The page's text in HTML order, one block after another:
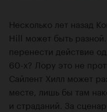
Несколько лет назад
Hill может быть
перенести действие
60-х? Лору это не
Сайлент Хилл может
месте, лишь бы там
и страданий. За